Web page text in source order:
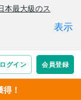
！